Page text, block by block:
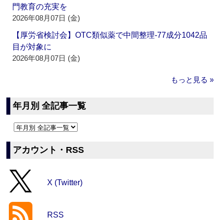
門教育の充実を
2026年08月07日 (金)
【厚労省検討会】OTC類似薬で中間整理‐77成分1042品
目が対象に
2026年08月07日 (金)
もっと見る »
年月別 全記事一覧
アカウント・RSS
X (Twitter)
RSS